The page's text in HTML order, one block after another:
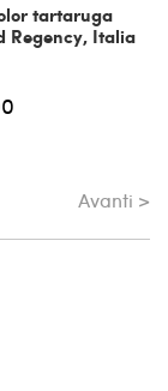
tartaruga
Regency, Italia
Avanti >